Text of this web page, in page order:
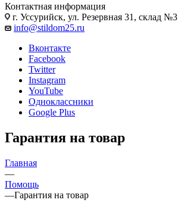
Контактная информация
г. Уссурийск, ул. Резервная 31, склад №3
info@stildom25.ru
Вконтакте
Facebook
Twitter
Instagram
YouTube
Одноклассники
Google Plus
Гарантия на товар
Главная
—
Помощь
—Гарантия на товар